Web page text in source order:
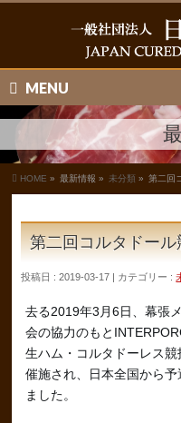
MENU
HOME » 最新情報 » 未分類 » 第二回
第二回コルタドー
投稿日 : 2019-03-17 | カテゴリー :
去る2019年3月6日、幕張
会の協力のもと
生ハム・コルタドーレス
催施され、日本全国から
ました。